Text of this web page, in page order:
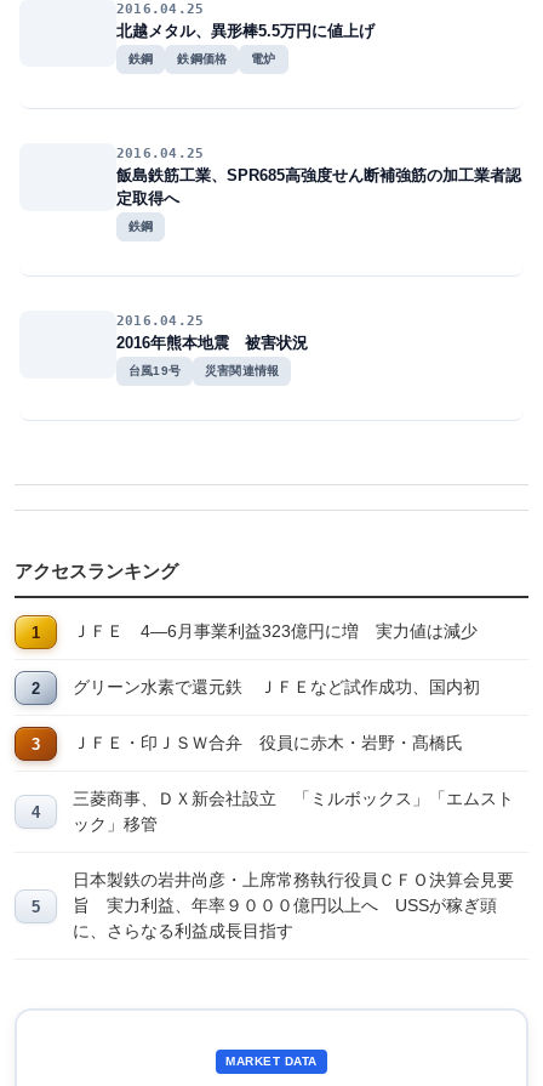
2016.04.25
北越メタル、異形棒5.5万円に値上げ
鉄鋼 鉄鋼価格 電炉
2016.04.25
飯島鉄筋工業、SPR685高強度せん断補強筋の加工業者認
定取得へ
鉄鋼
2016.04.25
2016年熊本地震 被害状況
台風19号 災害関連情報
アクセスランキング
ＪＦＥ 4―6月事業利益323億円に増 実力値は減少
グリーン水素で還元鉄 ＪＦＥなど試作成功、国内初
ＪＦＥ・印ＪＳＷ合弁 役員に赤木・岩野・髙橋氏
三菱商事、ＤＸ新会社設立 「ミルボックス」「エムスト
ック」移管
日本製鉄の岩井尚彦・上席常務執行役員ＣＦＯ決算会見要
旨 実力利益、年率９０００億円以上へ USSが稼ぎ頭
に、さらなる利益成長目指す
MARKET DATA